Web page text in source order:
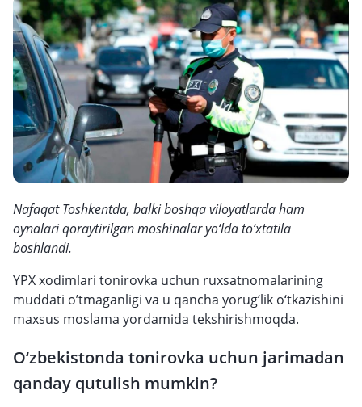
Nafaqat Toshkentda, balki boshqa viloyatlarda ham
oynalari qoraytirilgan moshinalar yo‘lda to‘xtatila
boshlandi.
YPX xodimlari tonirovka uchun ruxsatnomalarining
muddati o’tmaganligi va u qancha yorug‘lik o‘tkazishini
maxsus moslama yordamida tekshirishmoqda.
O‘zbekistonda tonirovka uchun jarimadan
qanday qutulish mumkin?